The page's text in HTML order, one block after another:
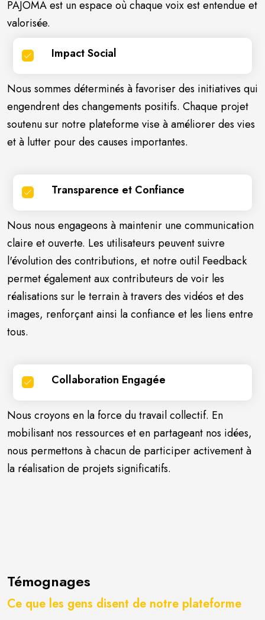
PAJOMA est un espace où chaque voix est entendue et
valorisée.
Impact Social
Nous sommes déterminés à favoriser des initiatives qui
engendrent des changements positifs. Chaque projet
soutenu sur notre plateforme vise à améliorer des vies
et à lutter pour des causes importantes.
Transparence et Confiance
Nous nous engageons à maintenir une communication
claire et ouverte. Les utilisateurs peuvent suivre
l'évolution des contributions, et notre outil Feedback
permet également aux contributeurs de voir les
réalisations sur le terrain à travers des vidéos et des
images, renforçant ainsi la confiance et les liens entre
tous.
Collaboration Engagée
Nous croyons en la force du travail collectif. En
mobilisant nos ressources et en partageant nos idées,
nous permettons à chacun de participer activement à
la réalisation de projets significatifs.
Témognages
Ce que les gens disent de notre plateforme